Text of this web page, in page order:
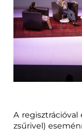
A regisztrációval
zsűrivel)